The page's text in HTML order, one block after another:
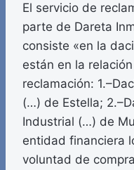
El servicio de
parte de Dareta
consiste «en la
están en la
reclamación:
(…) de Estella;
Industrial (…) de
entidad financiera
voluntad de